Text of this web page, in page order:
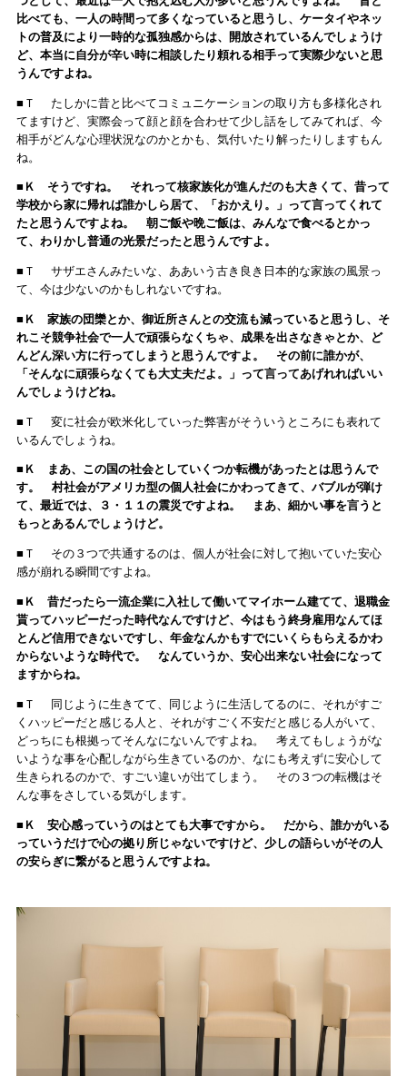
比べても、一人の時間って多くなっていると思うし、ケータイやネッ
トの普及により一時的な孤独感からは、開放されているんでしょうけ
ど、本当に自分が辛い時に相談したり頼れる相手って実際少ないと思
うんですよね。
■Ｔ たしかに昔と比べてコミュニケーションの取り方も多様化され
てますけど、実際会って顔と顔を合わせて少し話をしてみてれば、今
相手がどんな心理状況なのかとかも、気付いたり解ったりしますもん
ね。
■Ｋ そうですね。 それって核家族化が進んだのも大きくて、昔って
学校から家に帰れば誰かしら居て、「おかえり。」って言ってくれて
たと思うんですよね。 朝ご飯や晩ご飯は、みんなで食べるとかっ
て、わりかし普通の光景だったと思うんですよ。
■Ｔ サザエさんみたいな、ああいう古き良き日本的な家族の風景っ
て、今は少ないのかもしれないですね。
■Ｋ 家族の団欒とか、御近所さんとの交流も減っていると思うし、そ
れこそ競争社会で一人で頑張らなくちゃ、成果を出さなきゃとか、ど
んどん深い方に行ってしまうと思うんですよ。 その前に誰かが、
「そんなに頑張らなくても大丈夫だよ。」って言ってあげれればいい
んでしょうけどね。
■Ｔ 変に社会が欧米化していった弊害がそういうところにも表れて
いるんでしょうね。
■Ｋ まあ、この国の社会としていくつか転機があったとは思うんで
す。 村社会がアメリカ型の個人社会にかわってきて、バブルが弾け
て、最近では、３・１１の震災ですよね。 まあ、細かい事を言うと
もっとあるんでしょうけど。
■Ｔ その３つで共通するのは、個人が社会に対して抱いていた安心
感が崩れる瞬間ですよね。
■Ｋ 昔だったら一流企業に入社して働いてマイホーム建てて、退職金
貰ってハッピーだった時代なんですけど、今はもう終身雇用なんてほ
とんど信用できないですし、年金なんかもすでにいくらもらえるかわ
からないような時代で。 なんていうか、安心出来ない社会になって
ますからね。
■Ｔ 同じように生きてて、同じように生活してるのに、それがすご
くハッピーだと感じる人と、それがすごく不安だと感じる人がいて、
どっちにも根拠ってそんなにないんですよね。 考えてもしょうがな
いような事を心配しながら生きているのか、なにも考えずに安心して
生きられるのかで、すごい違いが出てしまう。 その３つの転機はそ
んな事をさしている気がします。
■Ｋ 安心感っていうのはとても大事ですから。 だから、誰かがいる
っていうだけで心の拠り所じゃないですけど、少しの語らいがその人
の安らぎに繋がると思うんですよね。